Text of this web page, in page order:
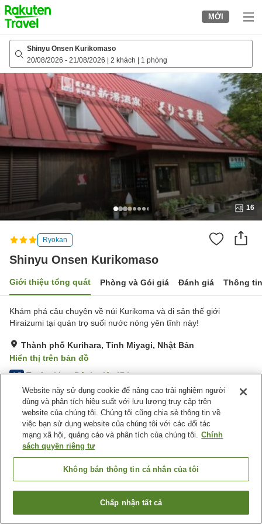
to
top
page
MỚI
Shinyu Onsen Kurikomaso
20/08/2026 - 21/08/2026 2 khách 1 phòng
16
Ryokan
Shinyu Onsen Kurikomaso
Giới thiệu tổng quát Phòng và Gói giá Đánh giá Thông
Khám phá câu chuyện về núi Kurikoma và di sản thế giới
Hiraizumi tại quán trọ suối nước nóng yên tĩnh này!
Thành phố Kurihara, Tỉnh Miyagi, Nhật Bản
Hiển thị trên bản đồ
4.5 Tuyệt vời Đánh giá:47lượt
Tiện nghi chỗ nghỉ
Bãi đỗ xe
Máy bán hàng tự động
Cửa hàng
Nhà Tắm Lộ Thiên (Có
Trang chủ Nhật Bản Tỉnh Miyagi
Thành phố Kurihara
Shinyu Onsen Kurikomaso
Tìm phòng trống
Website này sử dụng cookie để nâng cao trải nghiệm người
dùng và phân tích hiệu suất với lưu lượng truy cập trên
website của chúng tôi. Chúng tôi cũng chia sẻ thông tin về
việc bạn sử dụng website của chúng tôi với các đối tác
mạng xã hội, quảng cáo và phân tích của chúng tôi. Chính
sách quyền riêng tư
Không bán thông tin cá nhân của tôi
Chấp nhận tất cả